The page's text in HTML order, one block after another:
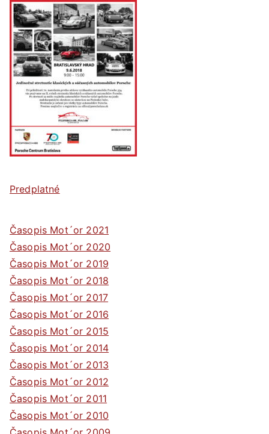
Predplatné
Časopis Mot´or 2021
Časopis Mot´or 2020
Časopis Mot´or 2019
Časopis Mot´or 2018
Časopis Mot´or 2017
Časopis Mot´or 2016
Časopis Mot´or 2015
Časopis Mot´or 2014
Časopis Mot´or 2013
Časopis Mot´or 2012
Časopis Mot´or 2011
Časopis Mot´or 2010